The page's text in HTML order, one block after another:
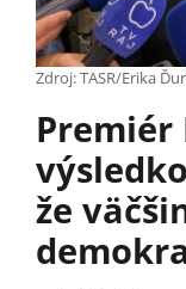
Zdroj: TASR/Erika
Premiér
že